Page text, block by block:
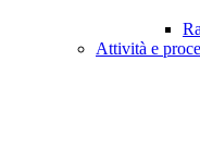
Attività e